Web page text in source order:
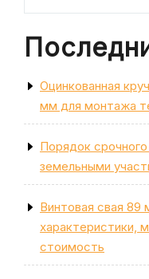
Оцинкованная
мм для монтажа
Порядок
земельными
Винтовая свая 89
характеристики,
стоимость